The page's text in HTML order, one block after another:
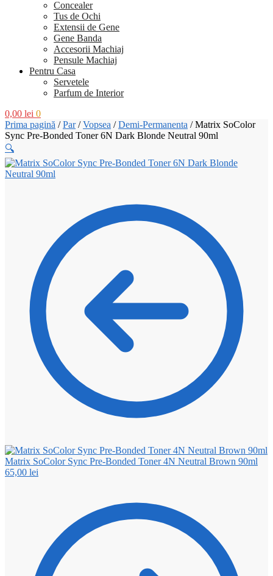
Concealer
Tus de Ochi
Extensii de Gene
Gene Banda
Accesorii Machiaj
Pensule Machiaj
Pentru Casa
Servetele
Parfum de Interior
0,00 lei 0
Prima pagină /Par/Vopsea /Demi-Permanenta /Matrix SoColor
Sync Pre-Bonded Toner 6N Dark Blonde Neutral 90ml
🔍
Matrix SoColor Sync Pre-Bonded Toner 4N Neutral Brown 90ml
65,00 lei